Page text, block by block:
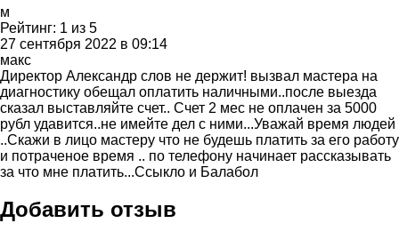
м
Рейтинг: 1 из 5
27 сентября 2022 в 09:14
макс
Директор Александр слов не держит! вызвал мастера на
диагностику обещал оплатить наличными..после выезда
сказал выставляйте счет.. Счет 2 мес не оплачен за 5000
рубл удавится..не имейте дел с ними...Уважай время людей
..Скажи в лицо мастеру что не будешь платить за его работу
и потраченое время .. по телефону начинает рассказывать
за что мне платить...Ссыкло и Балабол
Добавить отзыв